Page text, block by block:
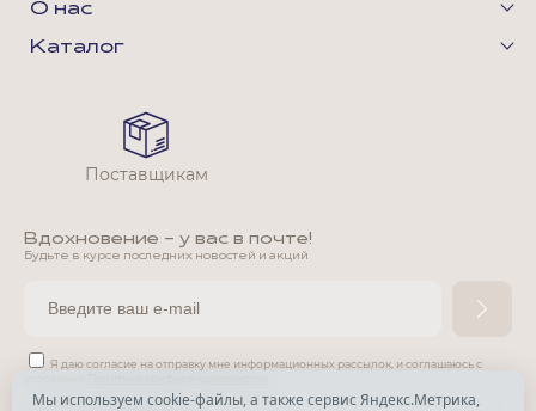
О нас
Каталог
Вдохновение - у вас в почте!
Будьте в курсе последних новостей и акций
Я даю согласие на отправку мне информационных рассылок, и соглашаюсь с
Поставщикам
Мы используем cookie-файлы, а также сервис Яндекс.Метрика,